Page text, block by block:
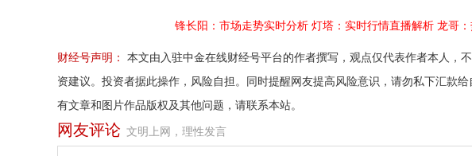
锋长阳：市场走势实时分析 灯塔：实时行情直播解析 龙哥
财经号声明：
本文由入驻中金在线财经号平台的作者撰写，观点仅代表作者本人，
资建议。投资者据此操作，风险自担。同时提醒网友提高风险意识，请勿私下汇款
有文章和图片作品版权及其他问题，请联系本站。
网友评论 文明上网，理性发言